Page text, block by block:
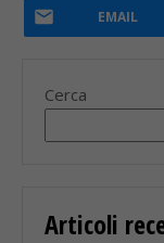
EMAIL
Cerca
Articoli